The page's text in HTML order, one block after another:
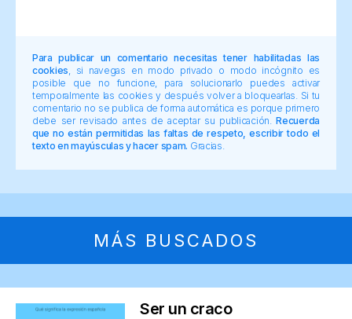
Para publicar un comentario necesitas tener habilitadas las
cookies , si navegas en modo privado o modo incógnito es
posible que no funcione, para solucionarlo puedes activar
temporalmente las cookies y después volver a bloquearlas. Si tu
comentario no se publica de forma automática es porque primero
debe ser revisado antes de aceptar su publicación.Recuerda
que no están permitidas las faltas de respeto, escribir todo el
texto en mayúsculas y hacer spam. Gracias.
MÁS BUSCADOS
Ser un craco